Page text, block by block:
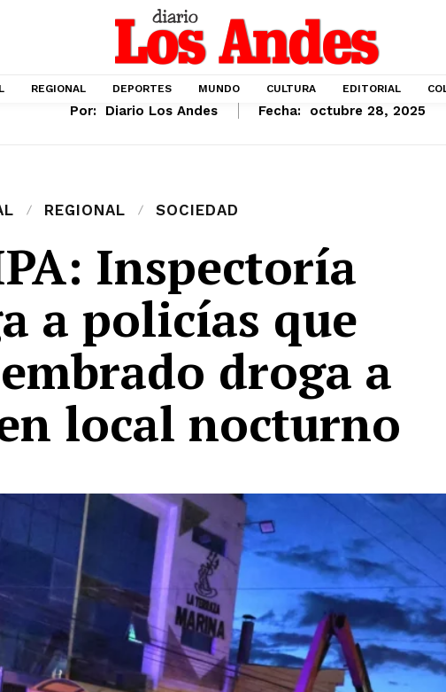
REGIONAL DEPORTES MUNDO CULTURA EDITORIAL
Por: Diario Los Andes Fecha: octubre 28, 2025
REGIONAL SOCIEDAD
Inspectoría
a policías que
droga a
local nocturno